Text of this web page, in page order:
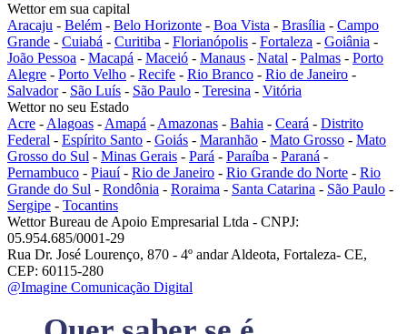
Wettor em sua capital
Aracaju - Belém - Belo Horizonte - Boa Vista - Brasília - Campo
Grande - Cuiabá - Curitiba - Florianópolis - Fortaleza - Goiânia -
João Pessoa - Macapá - Maceió - Manaus - Natal - Palmas - Porto
Alegre - Porto Velho - Recife - Rio Branco - Rio de Janeiro -
Salvador- São Luís - São Paulo - Teresina - Vitória
Wettor no seu Estado
Acre - Alagoas - Amapá - Amazonas - Bahia - Ceará - Distrito
Federal - Espírito Santo - Goiás - Maranhão - Mato Grosso - Mato
Grosso do Sul - Minas Gerais - Pará - Paraíba - Paraná -
Pernambuco - Piauí- Rio de Janeiro - Rio Grande do Norte - Rio
Grande do Sul - Rondônia - Roraima - Santa Catarina - São Paulo -
Sergipe - Tocantins
Wettor Bureau de Apoio Empresarial Ltda - CNPJ:
05.954.685/0001-29
Rua Dr. José Lourenço, 870 - 4º andar Aldeota, Fortaleza- CE,
CEP: 60115-280
@Imagine Comunicação Digital